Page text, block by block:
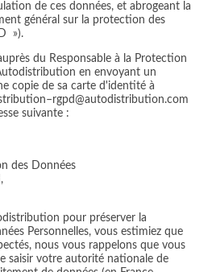
de ces données, et abrogeant la
général sur la protection des
»).
du Responsable à la Protection
en envoyant un
copie de sa carte d'identité à
suivante :
des Données
pour préserver la
Personnelles, vous estimiez que
nous vous rappelons que vous
saisir votre autorité nationale de